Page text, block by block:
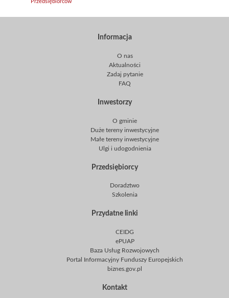
Informacja
O nas
Aktualności
Zadaj pytanie
FAQ
Inwestorzy
O gminie
Duże tereny inwestycyjne
Małe tereny inwestycyjne
Ulgi i udogodnienia
Przedsiębiorcy
Doradztwo
Szkolenia
Przydatne linki
CEIDG
ePUAP
Baza Usług Rozwojowych
Portal Informacyjny Funduszy Europejskich
biznes.gov.pl
Kontakt